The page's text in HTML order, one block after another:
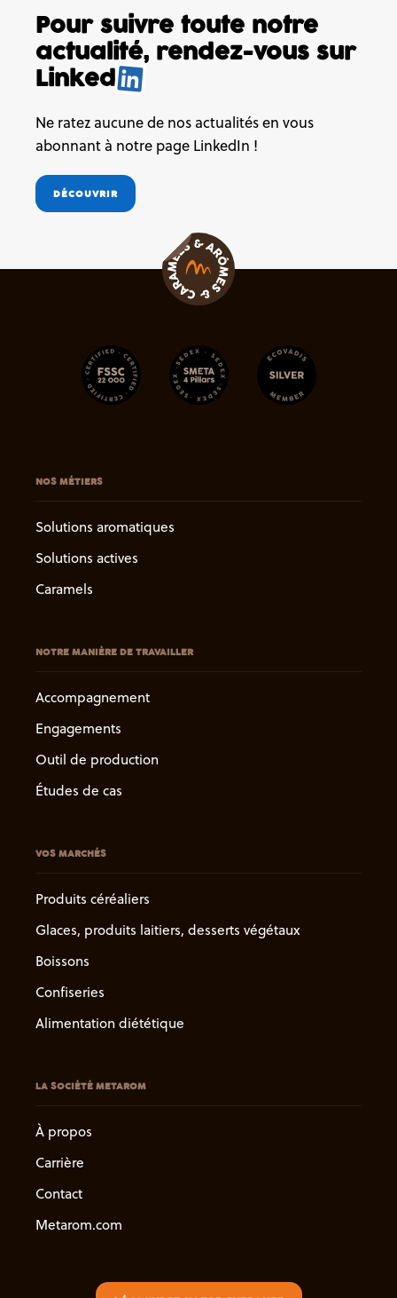
Pour suivre toute notre
actualité, rendez-vous sur
Linked
Ne ratez aucune de nos actualités en vous
abonnant à notre page LinkedIn !
DÉCOUVRIR
NOS MÉTIERS
Solutions aromatiques
Solutions actives
Caramels
NOTRE MANIÈRE DE TRAVAILLER
Accompagnement
Engagements
Outil de production
Études de cas
VOS MARCHÉS
Produits céréaliers
Glaces, produits laitiers, desserts végétaux
Boissons
Confiseries
Alimentation diététique
LA SOCIÉTÉ METAROM
À propos
Carrière
Contact
Metarom.com